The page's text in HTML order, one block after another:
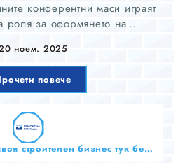
конферентни маси играят
роля за оформянето на
и засилването на
сътрудничество.
ноем. 2025
повече
Създай профил на своя строителен бизнес тук безплатно!